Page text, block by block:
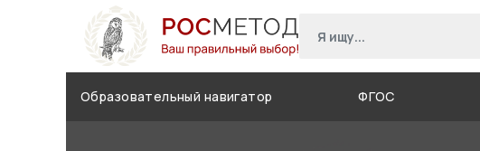
Образовательный навигатор ФГОС